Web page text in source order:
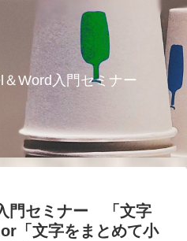
Word入門セミナー
門セミナー 「文字
「文字をまとめて小